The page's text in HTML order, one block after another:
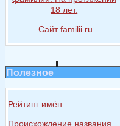
18 лет.
Сайт familii.ru
Полезное
Рейтинг имён
Происхождение названия